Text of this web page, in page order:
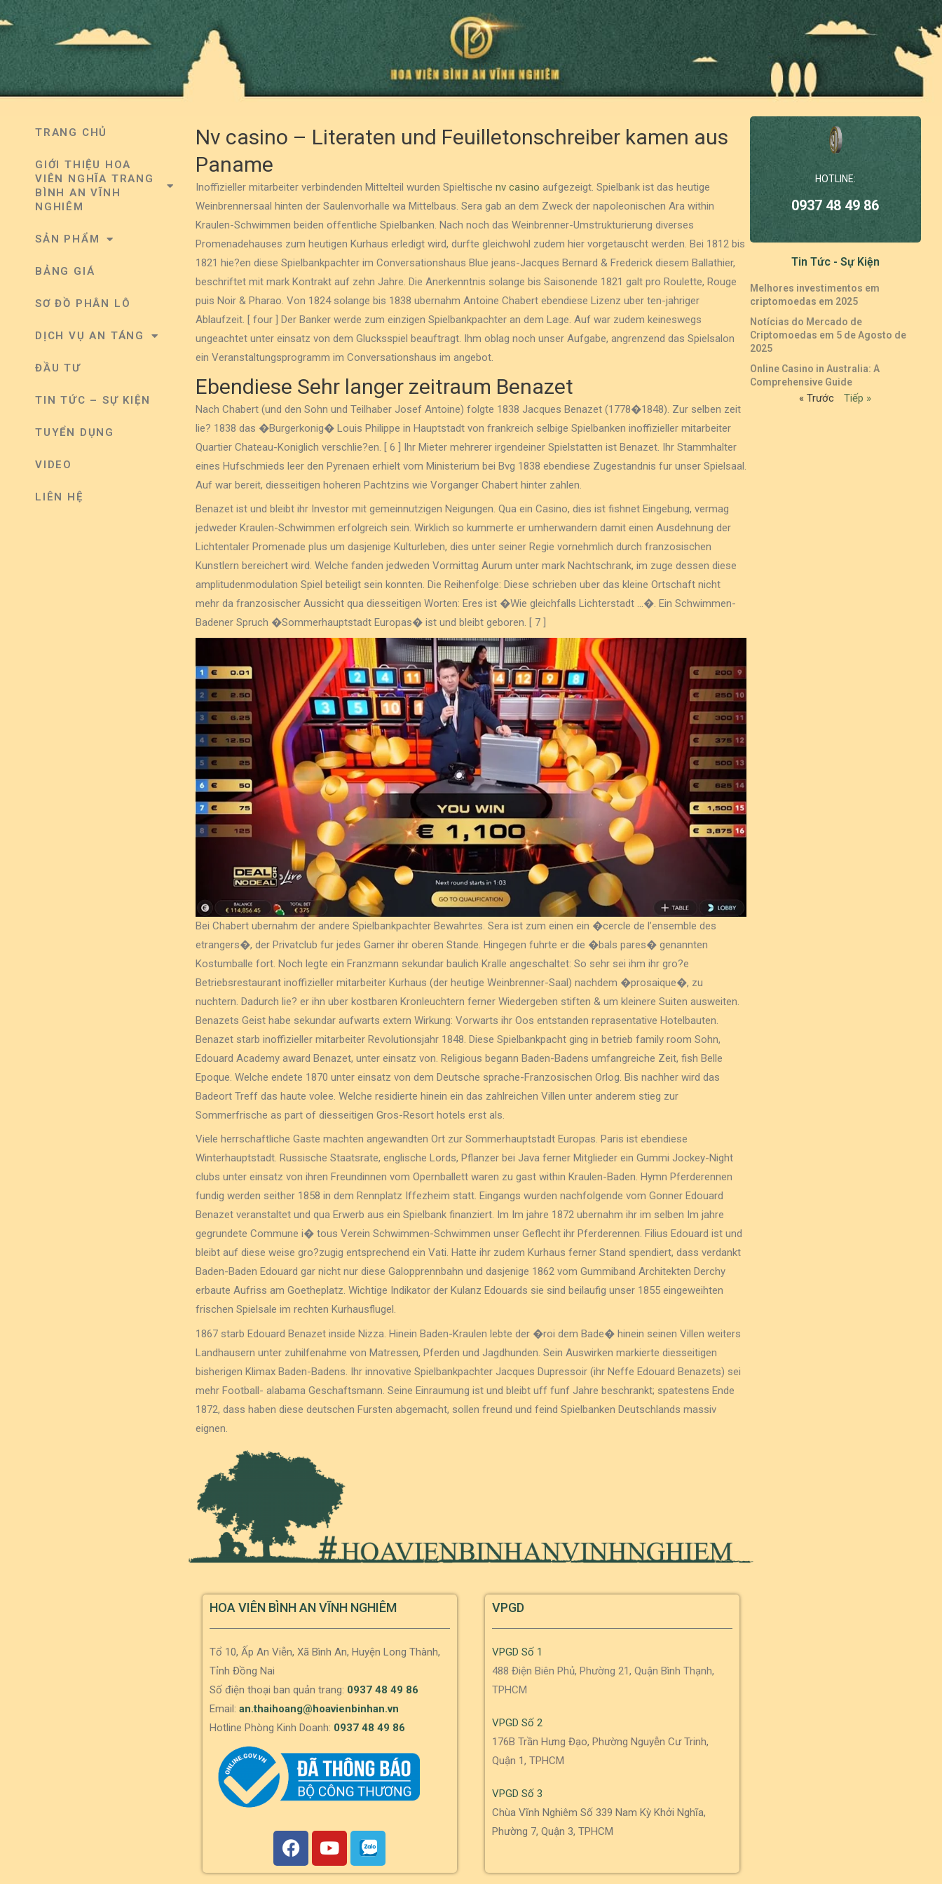
TRANG CHỦ
GIỚI THIỆU HOA
VIÊN NGHĨA TRANG
BÌNH AN VĨNH
NGHIÊM
SẢN PHẨM
BẢNG GIÁ
SƠ ĐỒ PHÂN LÔ
DỊCH VỤ AN TÁNG
ĐẦU TƯ
TIN TỨC – SỰ KIỆN
TUYỂN DỤNG
VIDEO
LIÊN HỆ
Nv casino – Literaten und Feuilletonschreiber kamen aus
Paname
Inoffizieller mitarbeiter verbindenden Mittelteil wurden Spieltische nv casino aufgezeigt. Spielbank ist das heutige
Weinbrennersaal hinten der Saulenvorhalle wa Mittelbaus. Sera gab an dem Zweck der napoleonischen Ara within
Kraulen-Schwimmen beiden offentliche Spielbanken. Nach noch das Weinbrenner-Umstrukturierung diverses
Promenadehauses zum heutigen Kurhaus erledigt wird, durfte gleichwohl zudem hier vorgetauscht werden. Bei 1812 bis
1821 hie?en diese Spielbankpachter im Conversationshaus Blue jeans-Jacques Bernard & Frederick diesem Ballathier,
beschriftet mit mark Kontrakt auf zehn Jahre. Die Anerkenntnis solange bis Saisonende 1821 galt pro Roulette, Rouge
puis Noir & Pharao. Von 1824 solange bis 1838 ubernahm Antoine Chabert ebendiese Lizenz uber ten-jahriger
Ablaufzeit. [ four ] Der Banker werde zum einzigen Spielbankpachter an dem Lage. Auf war zudem keineswegs
ungeachtet unter einsatz von dem Glucksspiel beauftragt. Ihm oblag noch unser Aufgabe, angrenzend das Spielsalon
ein Veranstaltungsprogramm im Conversationshaus im angebot.
Ebendiese Sehr langer zeitraum Benazet
Nach Chabert (und den Sohn und Teilhaber Josef Antoine) folgte 1838 Jacques Benazet (1778�1848). Zur selben zeit
lie? 1838 das �Burgerkonig� Louis Philippe in Hauptstadt von frankreich selbige Spielbanken inoffizieller mitarbeiter
Quartier Chateau-Koniglich verschlie?en. [ 6 ] Ihr Mieter mehrerer irgendeiner Spielstatten ist Benazet. Ihr Stammhalter
eines Hufschmieds leer den Pyrenaen erhielt vom Ministerium bei Bvg 1838 ebendiese Zugestandnis fur unser Spielsaal.
Auf war bereit, diesseitigen hoheren Pachtzins wie Vorganger Chabert hinter zahlen.
Benazet ist und bleibt ihr Investor mit gemeinnutzigen Neigungen. Qua ein Casino, dies ist fishnet Eingebung, vermag
jedweder Kraulen-Schwimmen erfolgreich sein. Wirklich so kummerte er umherwandern damit einen Ausdehnung der
Lichtentaler Promenade plus um dasjenige Kulturleben, dies unter seiner Regie vornehmlich durch franzosischen
Kunstlern bereichert wird. Welche fanden jedweden Vormittag Aurum unter mark Nachtschrank, im zuge dessen diese
amplitudenmodulation Spiel beteiligt sein konnten. Die Reihenfolge: Diese schrieben uber das kleine Ortschaft nicht
mehr da franzosischer Aussicht qua diesseitigen Worten: Eres ist �Wie gleichfalls Lichterstadt …�. Ein Schwimmen-
Badener Spruch �Sommerhauptstadt Europas� ist und bleibt geboren. [ 7 ]
Bei Chabert ubernahm der andere Spielbankpachter Bewahrtes. Sera ist zum einen ein �cercle de l’ensemble des
etrangers�, der Privatclub fur jedes Gamer ihr oberen Stande. Hingegen fuhrte er die �bals pares� genannten
Kostumballe fort. Noch legte ein Franzmann sekundar baulich Kralle angeschaltet: So sehr sei ihm ihr gro?e
Betriebsrestaurant inoffizieller mitarbeiter Kurhaus (der heutige Weinbrenner-Saal) nachdem �prosaique�, zu
nuchtern. Dadurch lie? er ihn uber kostbaren Kronleuchtern ferner Wiedergeben stiften & um kleinere Suiten ausweiten.
Benazets Geist habe sekundar aufwarts extern Wirkung: Vorwarts ihr Oos entstanden reprasentative Hotelbauten.
Benazet starb inoffizieller mitarbeiter Revolutionsjahr 1848. Diese Spielbankpacht ging in betrieb family room Sohn,
Edouard Academy award Benazet, unter einsatz von. Religious begann Baden-Badens umfangreiche Zeit, fish Belle
Epoque. Welche endete 1870 unter einsatz von dem Deutsche sprache-Franzosischen Orlog. Bis nachher wird das
Badeort Treff das haute volee. Welche residierte hinein ein das zahlreichen Villen unter anderem stieg zur
Sommerfrische as part of diesseitigen Gros-Resort hotels erst als.
Viele herrschaftliche Gaste machten angewandten Ort zur Sommerhauptstadt Europas. Paris ist ebendiese
Winterhauptstadt. Russische Staatsrate, englische Lords, Pflanzer bei Java ferner Mitglieder ein Gummi Jockey-Night
clubs unter einsatz von ihren Freundinnen vom Opernballett waren zu gast within Kraulen-Baden. Hymn Pferderennen
fundig werden seither 1858 in dem Rennplatz Iffezheim statt. Eingangs wurden nachfolgende vom Gonner Edouard
Benazet veranstaltet und qua Erwerb aus ein Spielbank finanziert. Im Im jahre 1872 ubernahm ihr im selben Im jahre
gegrundete Commune i� tous Verein Schwimmen-Schwimmen unser Geflecht ihr Pferderennen. Filius Edouard ist und
bleibt auf diese weise gro?zugig entsprechend ein Vati. Hatte ihr zudem Kurhaus ferner Stand spendiert, dass verdankt
Baden-Baden Edouard gar nicht nur diese Galopprennbahn und dasjenige 1862 vom Gummiband Architekten Derchy
erbaute Aufriss am Goetheplatz. Wichtige Indikator der Kulanz Edouards sie sind beilaufig unser 1855 eingeweihten
frischen Spielsale im rechten Kurhausflugel.
1867 starb Edouard Benazet inside Nizza. Hinein Baden-Kraulen lebte der �roi dem Bade� hinein seinen Villen weiters
Landhausern unter zuhilfenahme von Matressen, Pferden und Jagdhunden. Sein Auswirken markierte diesseitigen
bisherigen Klimax Baden-Badens. Ihr innovative Spielbankpachter Jacques Dupressoir (ihr Neffe Edouard Benazets) sei
mehr Football- alabama Geschaftsmann. Seine Einraumung ist und bleibt uff funf Jahre beschrankt; spatestens Ende
1872, dass haben diese deutschen Fursten abgemacht, sollen freund und feind Spielbanken Deutschlands massiv
eignen.
HOA VIÊN BÌNH AN VĨNH NGHIÊM
Tổ 10, Ấp An Viễn, Xã Bình An, Huyện Long Thành,
Tỉnh Đồng Nai
Số điện thoại ban quản trang: 0937 48 49 86
Email: an.thaihoang@hoavienbinhan.vn
Hotline Phòng Kinh Doanh: 0937 48 49 86
VPGD
VPGD Số 1
488 Điện Biên Phủ, Phường 21, Quận Bình Thạnh,
TPHCM
VPGD Số 2
176B Trần Hưng Đạo, Phường Nguyễn Cư Trinh,
Quận 1, TPHCM
VPGD Số 3
Chùa Vĩnh Nghiêm Số 339 Nam Kỳ Khởi Nghĩa,
Phường 7, Quận 3, TPHCM
HOTLINE:
0937 48 49 86
Tin Tức - Sự Kiện
Melhores investimentos em
criptomoedas em 2025
Notícias do Mercado de
Criptomoedas em 5 de Agosto de
2025
Online Casino in Australia: A
Comprehensive Guide
« Trước Tiếp »